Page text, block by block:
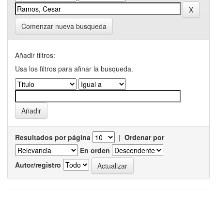
Comenzar nueva busqueda
Añadir filtros:
Usa los filtros para afinar la busqueda.
Resultados por página | Ordenar por
En orden
Autor/registro